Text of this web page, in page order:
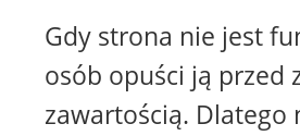
Gdy strona nie jest
osób opuści ją przed
zawartością. Dlatego